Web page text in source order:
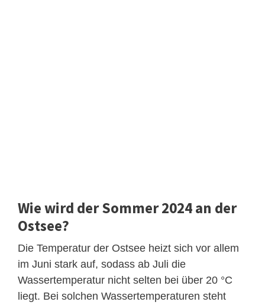
Wie wird der Sommer 2024 an der
Ostsee?
Die Temperatur der Ostsee heizt sich vor allem
im Juni stark auf, sodass ab Juli die
Wassertemperatur nicht selten bei über 20 °C
liegt. Bei solchen Wassertemperaturen steht